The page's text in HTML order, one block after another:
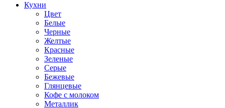
Кухни
Цвет
Белые
Черные
Желтые
Красные
Зеленые
Серые
Бежевые
Глянцевые
Кофе с молоком
Металлик